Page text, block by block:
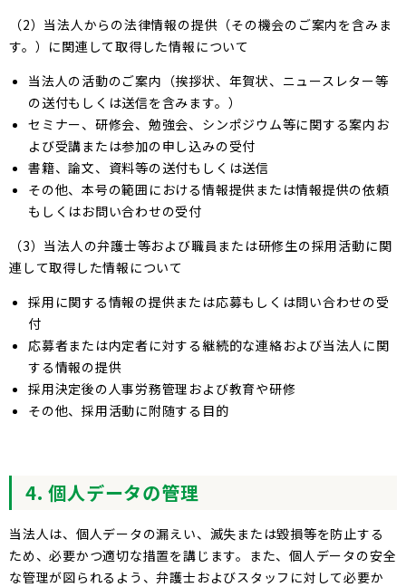
（2）当法人からの法律情報の提供（その機会のご案内を含みま
す。）に関連して取得した情報について
当法人の活動のご案内（挨拶状、年賀状、ニュースレター等
の送付もしくは送信を含みます。）
セミナー、研修会、勉強会、シンポジウム等に関する案内お
よび受講または参加の申し込みの受付
書籍、論文、資料等の送付もしくは送信
その他、本号の範囲における情報提供または情報提供の依頼
もしくはお問い合わせの受付
（3）当法人の弁護士等および職員または研修生の採用活動に関
連して取得した情報について
採用に関する情報の提供または応募もしくは問い合わせの受
付
応募者または内定者に対する継続的な連絡および当法人に関
する情報の提供
採用決定後の人事労務管理および教育や研修
その他、採用活動に附随する目的
4. 個人データの管理
当法人は、個人データの漏えい、滅失または毀損等を防止する
ため、必要かつ適切な措置を講じます。また、個人データの安全
な管理が図られるよう、弁護士およびスタッフに対して必要か